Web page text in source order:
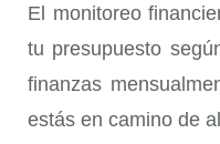
El monitoreo
tu presupuesto
finanzas
estás en camino de